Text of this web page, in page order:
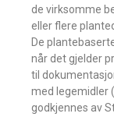
de virksomme
eller flere
De
når det gjelder
til
med legemidler
godkjennes av